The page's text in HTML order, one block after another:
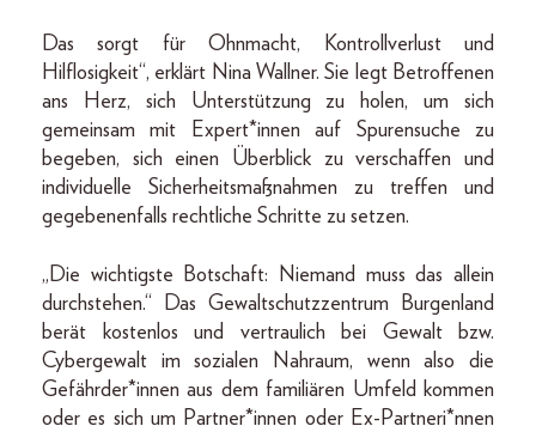
Das sorgt für Ohnmacht, Kontrollverlust und
Hilflosigkeit“, erklärt Nina Wallner. Sie legt Betroffenen
ans Herz, sich Unterstützung zu holen, um sich
gemeinsam mit Expert*innen auf Spurensuche zu
begeben, sich einen Überblick zu verschaffen und
individuelle Sicherheitsmaßnahmen zu treffen und
gegebenenfalls rechtliche Schritte zu setzen.
„Die wichtigste Botschaft: Niemand muss das allein
durchstehen.“ Das Gewaltschutzzentrum Burgenland
berät kostenlos und vertraulich bei Gewalt bzw.
Cybergewalt im sozialen Nahraum, wenn also die
Gefährder*innen aus dem familiären Umfeld kommen
oder es sich um Partner*innen oder Ex-Partneri*nnen